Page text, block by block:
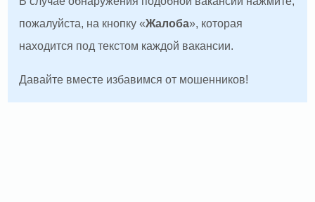
пожалуйста, на кнопку «Жалоба», которая
находится под текстом каждой вакансии.
Давайте вместе избавимся от мошенников!